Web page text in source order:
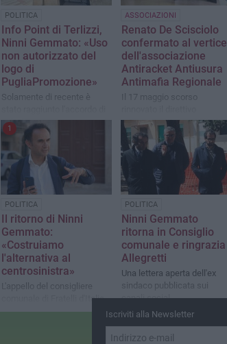
POLITICA
Info Point di Terlizzi,
Ninni Gemmato: «Uso
non autorizzato del
logo di
PugliaPromozione»
Solamente di recente è
programma con l'Agenzia
Regionale del Turismo
pugliese
ASSOCIAZIONI
Renato De Scisciolo
confermato al vertice
dell'associazione
Antiracket Antiusura
Antimafia Regionale
Il 17 maggio scorso
1
POLITICA
Il ritorno di Ninni
Gemmato:
«Costruiamo
l'alternativa al
centrosinistra»
L'appello del consigliere
comunale di Fratelli d'Italia
POLITICA
Ninni Gemmato
ritorna in Consiglio
comunale e ringrazia
Allegretti
Una lettera aperta dell'ex
sindaco pubblicata sui
canali social
Iscriviti alla Newsletter